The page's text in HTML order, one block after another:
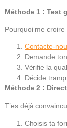
Méthode 1 : Test
Pourquoi me
Contacte-
Demande
Vérifie la
Décide
Méthode 2 : Direct
T’es déjà
Choisis ta